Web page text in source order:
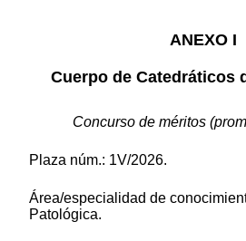
ANEXO I
Cuerpo de Catedráticos
Concurso de méritos
Plaza núm.: 1V/2026.
Área/especialidad de
Patológica.